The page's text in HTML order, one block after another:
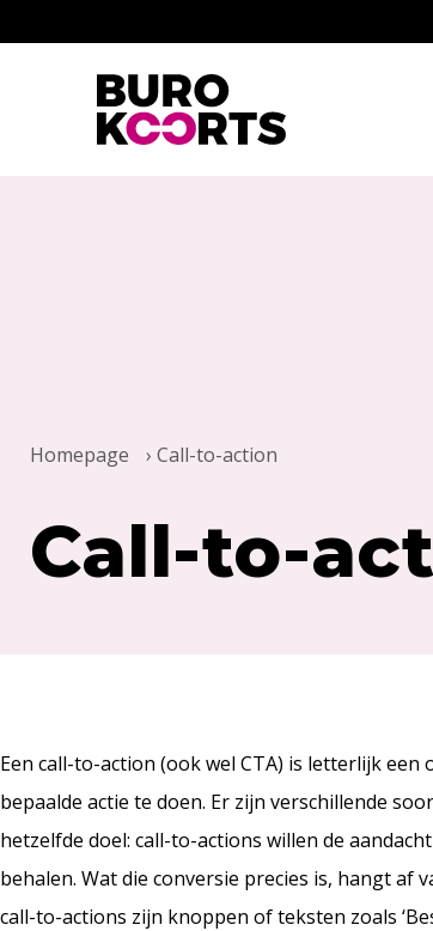
Terug naar home
Homepage › Call-to-action
Call-to-
Een call-to-action (ook wel CTA) is letterlijk
bepaalde actie te doen. Er zijn verschillende
hetzelfde doel: call-to-actions willen de
behalen. Wat die conversie precies is, hangt af
call-to-actions zijn knoppen of teksten zoals